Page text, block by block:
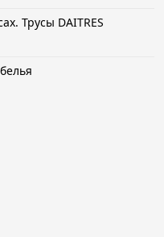
Трусы DAITRES